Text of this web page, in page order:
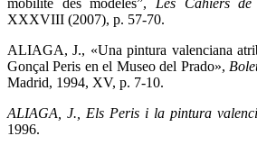
XXXVIII (2007), p. 57-70.
ALIAGA, J., «Una pintura valenciana
Gonçal Peris en el Museo del Prado»,
Madrid, 1994, XV, p. 7-10.
ALIAGA, J., Els Peris i la pintura
1996.